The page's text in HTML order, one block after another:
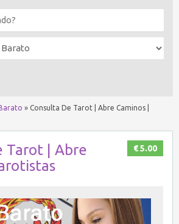
» Consulta De Tarot | Abre Caminos |
€ 5.00
Tarot | Abre